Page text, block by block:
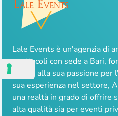
Lale Events è un'agenzia di
spettacoli con sede a Bari,
Grazie alla sua passione
sua esperienza nel settore,
una realtà in grado di offrire
alta qualità sia per eventi